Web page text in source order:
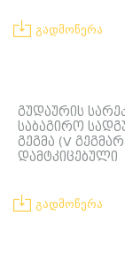
გადმოწერა
გუდაურის
საბაგირო
გეგმა (V
დამტკიცებული
გადმოწერა